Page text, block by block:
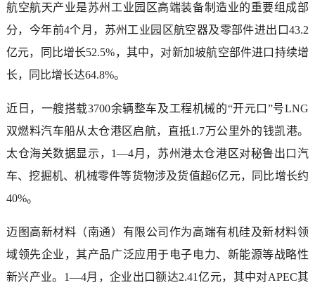
航空航天产业是苏州工业园区高端装备制造业的重要组成部
分，今年前4个月，苏州工业园区航空器及零部件进出口43.2
亿元，同比增长52.5%，其中，对新加坡航空部件进口持续增
长，同比增长达64.8%。
近日，一艘搭载3700余辆整车及工程机械的“开元口”号LNG
双燃料汽车船从太仓港区启航，直抵1.7万公里外的钱凯港。
太仓海关数据显示，1—4月，苏州港太仓港区对秘鲁出口汽
车、挖掘机、机械零件等货物涉及货值超6亿元，同比增长约
40%。
迈图高新材料（南通）有限公司作为高端有机硅及新材料领
域领先企业，其产品广泛应用于电子电力、新能源等战略性
新兴产业。1—4月，企业出口额达2.41亿元，其中对APEC其